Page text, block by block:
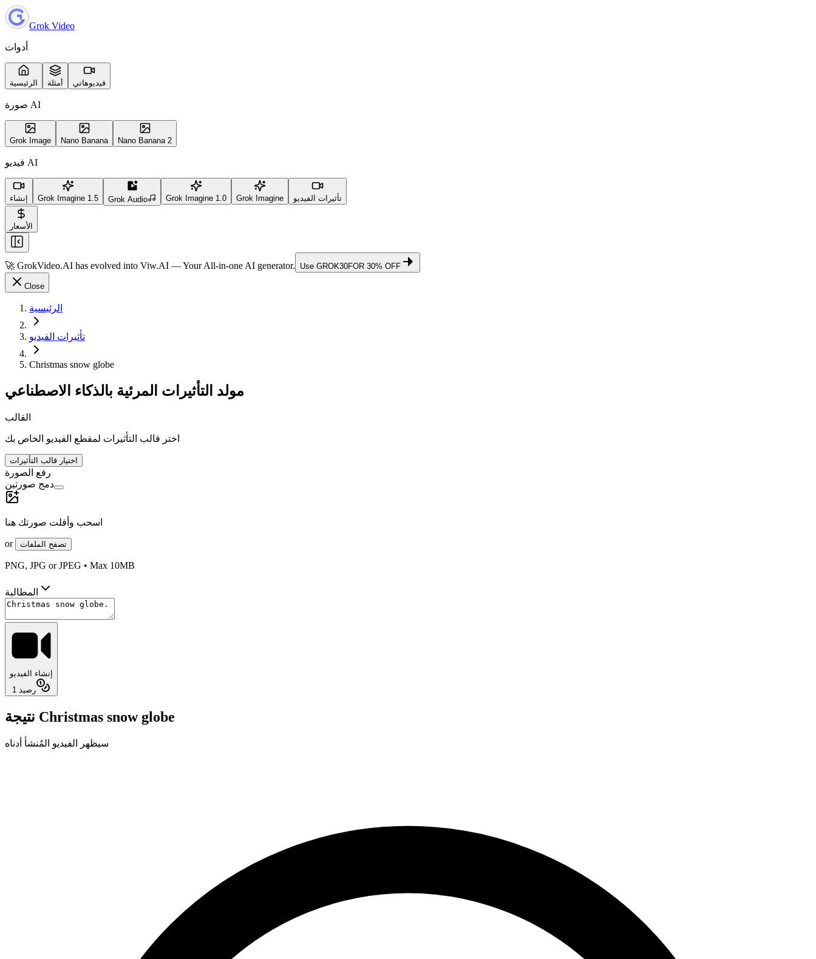
Grok Video
أدوات
الرئيسية أمثلة فيديوهاتي
صورة AI
Grok Image Nano Banana Nano Banana 2
فيديو AI
إنشاء Grok Imagine 1.5 Grok Audio Grok Imagine 1.0 Grok Imagine تأثيرات الفيديو
الأسعار
🚀 GrokVideo.AI has evolved into Viw.AI — Your All-in-one AI generator. Use GROK30FOR 30% OFF
Close
الرئيسية
تأثيرات الفيديو
Christmas snow globe
مولد التأثيرات المرئية بالذكاء الاصطناعي
القالب
اختر قالب التأثيرات لمقطع الفيديو الخاص بك
اختيار قالب التأثيرات
رفع الصورة
دمج صورتين
اسحب وأفلت صورتك هنا
or تصفح الملفات
PNG, JPG or JPEG • Max 10MB
المطالبة
إنشاء الفيديو
1 رصيد
نتيجة Christmas snow globe
سيظهر الفيديو المُنشأ أدناه